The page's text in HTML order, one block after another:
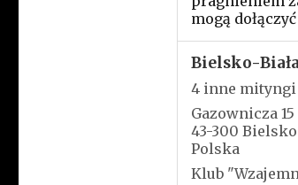
mogą
Bielsko-
4 inne
Gazownicza 15
43-300
Polska
Klub